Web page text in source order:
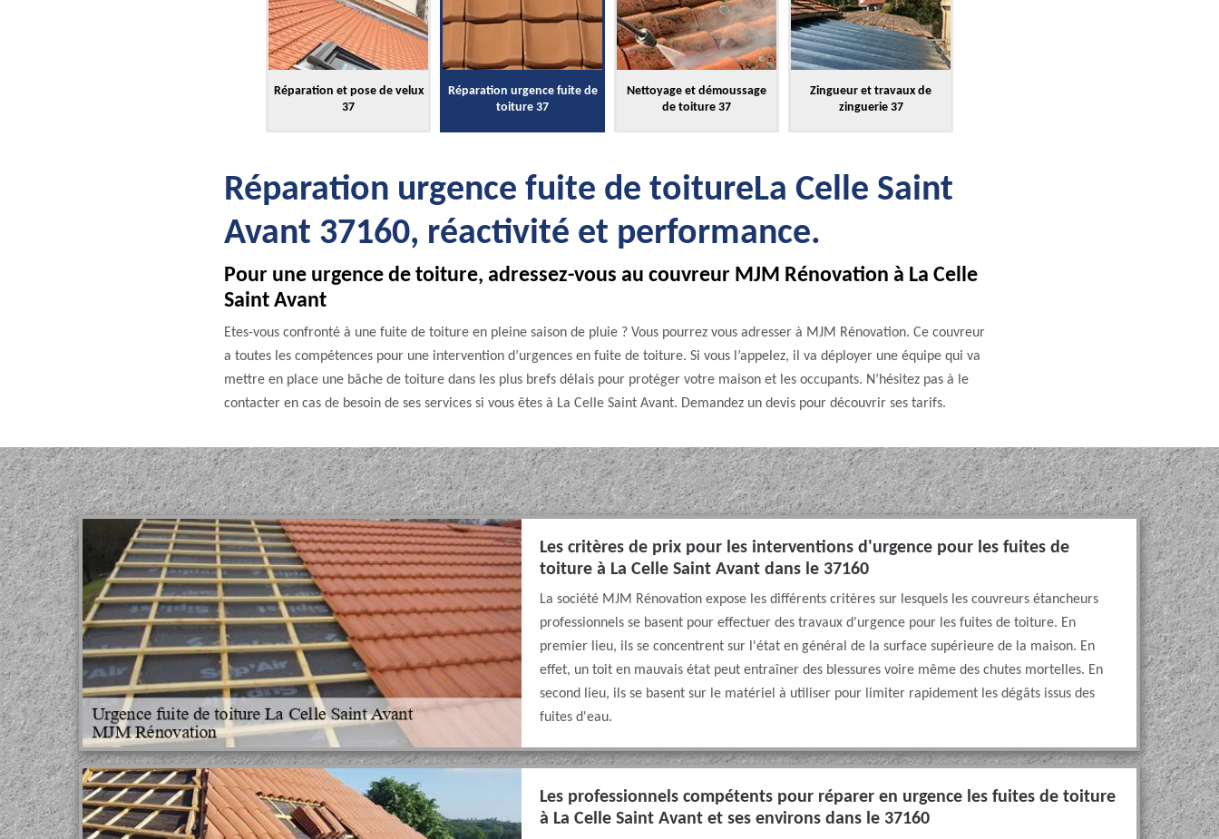
Réparation et pose de velux
37
Réparation urgence fuite de
toiture 37
Nettoyage et démoussage
de toiture 37
Zingueur et travaux de
zinguerie 37
Réparation urgence fuite de toitureLa Celle Saint
Avant 37160, réactivité et performance.
Pour une urgence de toiture, adressez-vous au couvreur MJM Rénovation à La Celle
Saint Avant
Etes-vous confronté à une fuite de toiture en pleine saison de pluie ? Vous pourrez vous adresser à MJM Rénovation. Ce couvreur
a toutes les compétences pour une intervention d’urgences en fuite de toiture. Si vous l’appelez, il va déployer une équipe qui va
mettre en place une bâche de toiture dans les plus brefs délais pour protéger votre maison et les occupants. N’hésitez pas à le
contacter en cas de besoin de ses services si vous êtes à La Celle Saint Avant. Demandez un devis pour découvrir ses tarifs.
Les critères de prix pour les interventions d'urgence pour les fuites de
toiture à La Celle Saint Avant dans le 37160
La société MJM Rénovation expose les différents critères sur lesquels les couvreurs étancheurs
professionnels se basent pour effectuer des travaux d'urgence pour les fuites de toiture. En
premier lieu, ils se concentrent sur l'état en général de la surface supérieure de la maison. En
effet, un toit en mauvais état peut entraîner des blessures voire même des chutes mortelles. En
second lieu, ils se basent sur le matériel à utiliser pour limiter rapidement les dégâts issus des
fuites d'eau.
Les professionnels compétents pour réparer en urgence les fuites de toiture
à La Celle Saint Avant et ses environs dans le 37160